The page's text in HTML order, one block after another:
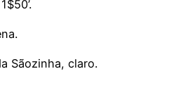
Sãozinha, claro.